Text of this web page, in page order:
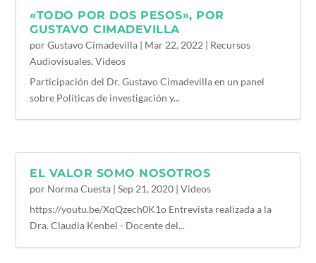
«TODO POR DOS PESOS», POR
GUSTAVO CIMADEVILLA
porGustavo Cimadevilla | Mar 22, 2022 | Recursos
Audiovisuales,Videos
Participación del Dr. Gustavo Cimadevilla en un panel
sobre Políticas de investigación y...
EL VALOR SOMO NOSOTROS
por Norma Cuesta |Sep 21, 2020 |Videos
https://youtu.be/XqQzech0K1o Entrevista realizada a la
Dra. Claudia Kenbel - Docente del...